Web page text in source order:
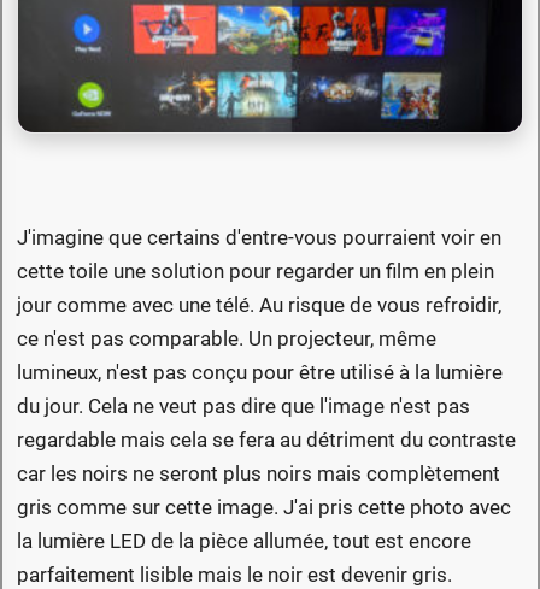
J'imagine que certains d'entre-vous pourraient voir en
cette toile une solution pour regarder un film en plein
jour comme avec une télé. Au risque de vous refroidir,
ce n'est pas comparable. Un projecteur, même
lumineux, n'est pas conçu pour être utilisé à la lumière
du jour. Cela ne veut pas dire que l'image n'est pas
regardable mais cela se fera au détriment du contraste
car les noirs ne seront plus noirs mais complètement
gris comme sur cette image. J'ai pris cette photo avec
la lumière LED de la pièce allumée, tout est encore
parfaitement lisible mais le noir est devenir gris.